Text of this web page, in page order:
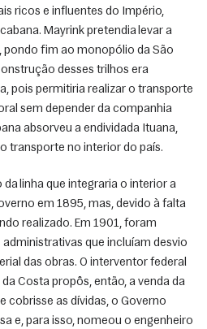
ricos e influentes do Império,
Mayrink pretendia levar a
pondo fim ao monopólio da São
desses trilhos era
pois permitiria realizar o transporte
sem depender da companhia
absorveu a endividada Ituana,
transporte no interior do país.
linha que integraria o interior a
em 1895, mas, devido à falta
realizado. Em 1901, foram
que incluíam desvio
das obras. O interventor federal
Costa propôs, então, a venda da
cobrisse as dívidas, o Governo
e, para isso, nomeou o engenheiro